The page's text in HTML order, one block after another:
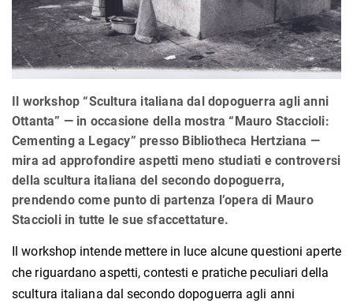
Il workshop “Scultura italiana dal dopoguerra agli anni
Ottanta” — in occasione della mostra “Mauro Staccioli:
Cementing a Legacy” presso Bibliotheca Hertziana —
mira ad approfondire aspetti meno studiati e controversi
della scultura italiana del secondo dopoguerra,
prendendo come punto di partenza l’opera di Mauro
Staccioli in tutte le sue sfaccettature.
Il workshop intende mettere in luce alcune questioni aperte
che riguardano aspetti, contesti e pratiche peculiari della
scultura italiana dal secondo dopoguerra agli anni